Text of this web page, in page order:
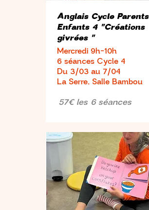
Anglais Cycle Parents
Enfants 4 "Créations
givrées "
Mercredi 9h-10h
6 séances Cycle 4
Du 3/03 au 7/04
La Serre, Salle Bambou
57€ les 6 séances